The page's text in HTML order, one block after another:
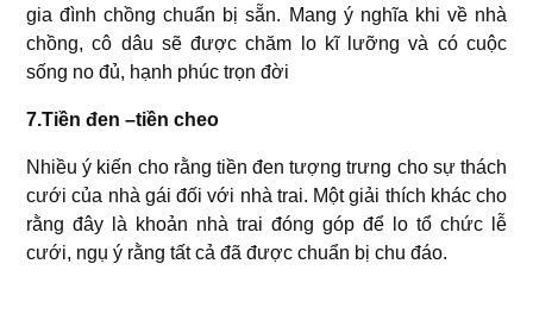
gia đình chồng chuẩn bị sẵn. Mang ý nghĩa khi về nhà
chồng, cô dâu sẽ được chăm lo kĩ lưỡng và có cuộc
sống no đủ, hạnh phúc trọn đời
7.Tiền đen –tiền cheo
Nhiều ý kiến cho rằng tiền đen tượng trưng cho sự thách
cưới của nhà gái đối với nhà trai. Một giải thích khác cho
rằng đây là khoản nhà trai đóng góp để lo tổ chức lễ
cưới, ngụ ý rằng tất cả đã được chuẩn bị chu đáo.